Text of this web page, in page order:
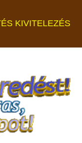
KIVITELEZÉS